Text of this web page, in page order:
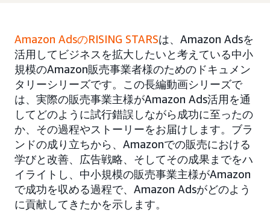
Amazon AdsのRISING STARSは、Amazon Adsを
活用してビジネスを拡大したいと考えている中小
規模のAmazon販売事業者様のためのドキュメン
タリーシリーズです。この長編動画シリーズで
は、実際の販売事業主様がAmazon Ads活用を通
してどのように試行錯誤しながら成功に至ったの
か、その過程やストーリーをお届けします。ブラ
ンドの成り立ちから、Amazonでの販売における
学びと改善、広告戦略、そしてその成果までをハ
イライトし、中小規模の販売事業主様がAmazon
で成功を収める過程で、Amazon Adsがどのよう
に貢献してきたかを示します。